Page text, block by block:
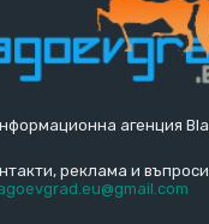
агенция
реклама и